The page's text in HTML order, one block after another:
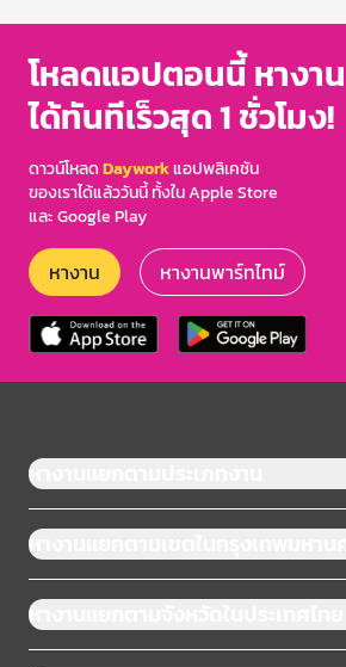
โหลดแอปตอนนี้ หางาน
ได้ทันทีเร็วสุด 1 ชั่วโมง!
ดาวน์โหลดDayworkแอปพลิเคชัน
ของเราได้แล้ววันนี้ ทั้งใน Apple Store
และ Google Play
หางาน หางานพาร์ทไทม์
หางานแยกตามประเภทงาน
หางานแยกตามเขตในกรุงเทพมหานคร
หางานแยกตามจังหวัดในประเทศไทย